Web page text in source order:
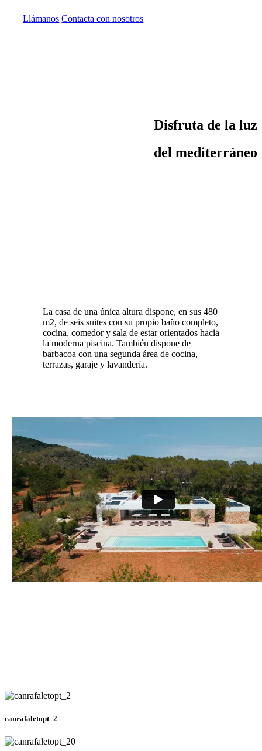
Llámanos Contacta con nosotros
Disfruta de la luz
del mediterráneo
La casa de una única altura dispone, en sus 480
m2, de seis suites con su propio baño completo,
cocina, comedor y sala de estar orientados hacia
la moderna piscina. También dispone de
barbacoa con una segunda área de cocina,
terrazas, garaje y lavandería.
canrafaletopt_2